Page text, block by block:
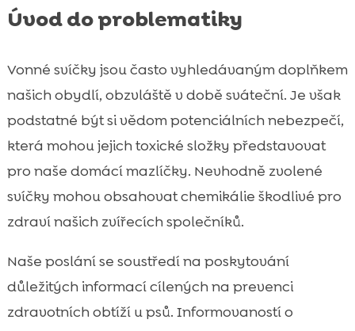
Úvod do problematiky
Vonné svíčky jsou často vyhledávaným doplňkem
našich obydlí, obzvláště v době sváteční. Je však
podstatné být si vědom potenciálních nebezpečí,
která mohou jejich toxické složky představovat
pro naše domácí mazlíčky. Nevhodně zvolené
svíčky mohou obsahovat chemikálie škodlivé pro
zdraví našich zvířecích společníků.
Naše poslání se soustředí na poskytování
důležitých informací cílených na prevenci
zdravotních obtíží u psů. Informovaností o